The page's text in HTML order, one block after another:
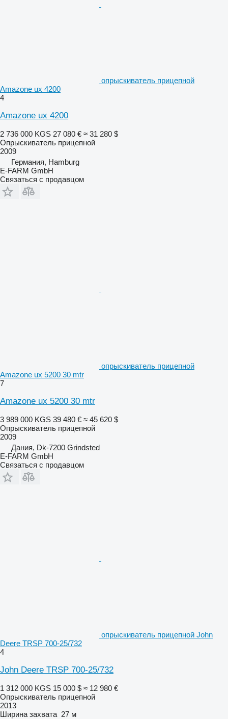
опрыскиватель прицепной
Amazone ux 4200
4
Amazone ux 4200
2 736 000 KGS 27 080 € ≈ 31 280 $
Опрыскиватель прицепной
2009
Германия, Hamburg
E-FARM GmbH
Связаться с продавцом
опрыскиватель прицепной
Amazone ux 5200 30 mtr
7
Amazone ux 5200 30 mtr
3 989 000 KGS 39 480 € ≈ 45 620 $
Опрыскиватель прицепной
2009
Дания, Dk-7200 Grindsted
E-FARM GmbH
Связаться с продавцом
опрыскиватель прицепной John
Deere TRSP 700-25/732
4
John Deere TRSP 700-25/732
1 312 000 KGS 15 000 $ ≈ 12 980 €
Опрыскиватель прицепной
2013
Ширина захвата 27 м